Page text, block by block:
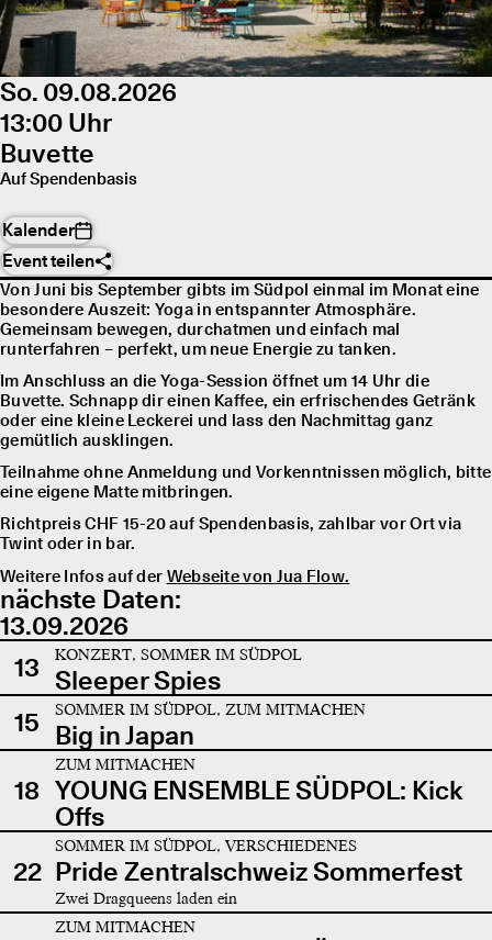
So. 09.08.2026
13:00 Uhr
Buvette
Auf Spendenbasis
Kalender
Event teilen
Von Juni bis September gibts im Südpol einmal im Monat eine
besondere Auszeit: Yoga in entspannter Atmosphäre.
Gemeinsam bewegen, durchatmen und einfach mal
runterfahren – perfekt, um neue Energie zu tanken.
Im Anschluss an die Yoga-Session öffnet um 14 Uhr die
Buvette. Schnapp dir einen Kaffee, ein erfrischendes Getränk
oder eine kleine Leckerei und lass den Nachmittag ganz
gemütlich ausklingen.
Teilnahme ohne Anmeldung und Vorkenntnissen möglich, bitte
eine eigene Matte mitbringen.
Richtpreis CHF 15-20 auf Spendenbasis, zahlbar vor Ort via
Twint oder in bar.
Weitere Infos auf der Webseite von Jua Flow.
nächste Daten:
13.09.2026
13
KONZERT, SOMMER IM SÜDPOL
Sleeper Spies
15
SOMMER IM SÜDPOL, ZUM MITMACHEN
Big in Japan
18
ZUM MITMACHEN
YOUNG ENSEMBLE SÜDPOL: Kick
Offs
22
SOMMER IM SÜDPOL, VERSCHIEDENES
Pride Zentralschweiz Sommerfest
Zwei Dragqueens laden ein
ZUM MITMACHEN